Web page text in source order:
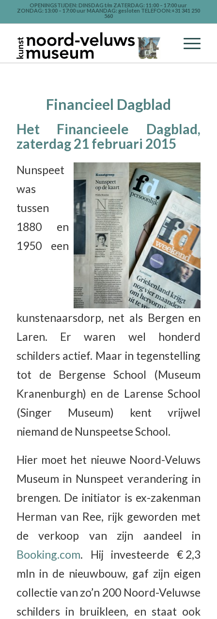
OPENINGSTIJDEN: DINSDAG t/m ZATERDAG: 11:00 – 17:00 uur
ZONDAG: 13:00 – 17:00 uur MAANDAG: gesloten TELEFOON:+31 341 250
560
Financieel Dagblad
Het Financieele Dagblad,
zaterdag 21 februari 2015
Nunspeet
was
tussen
1880 en
1950 een
kunstenaarsdorp, net als Bergen en
Laren. Er waren wel honderd
schilders actief. Maar in tegenstelling
tot de Bergense School (Museum
Kranenburgh) en de Larense School
(Singer Museum) kent vrijwel
niemand de Nunspeetse School.
Hier moet het nieuwe Noord-Veluws
Museum in Nunspeet verandering in
brengen. De initiator is ex-zakenman
Herman van Ree, rijk geworden met
de verkoop van zijn aandeel in
Booking.com. Hij investeerde € 2,3
mln in de nieuwbouw, gaf zijn eigen
collectie van zo’n 200 Noord-Veluwse
schilders in bruikleen, en staat ook